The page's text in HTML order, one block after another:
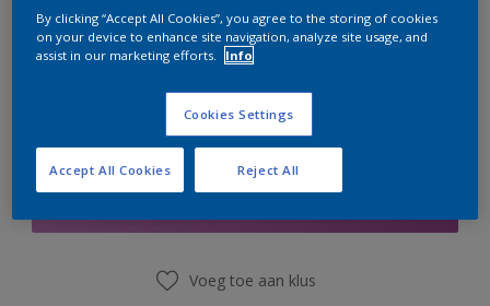
Boodschappenlijst
Voeg toe aan klus
By clicking “Accept All Cookies”, you agree to the storing of cookies
on your device to enhance site navigation, analyze site usage, and
assist in our marketing efforts.
Info
Cookies Settings
Reject All
Accept All Cookies